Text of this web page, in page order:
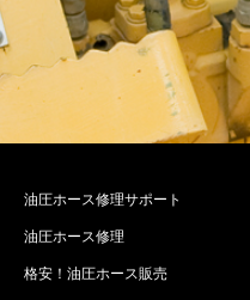
油圧ホース修理サポート
油圧ホース修理
格安！油圧ホース販売